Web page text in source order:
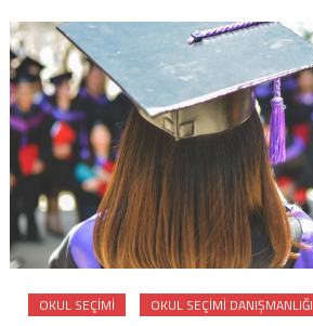
OKUL SEÇIMI OKUL SEÇIMI DANIŞMANLIĞI